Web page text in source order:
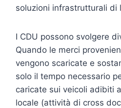
soluzioni infrastrutturali di
I CDU possono svolgere
Quando le merci
vengono scaricate e
solo il tempo necessario
caricate sui veicoli adibiti
locale (attività di cross